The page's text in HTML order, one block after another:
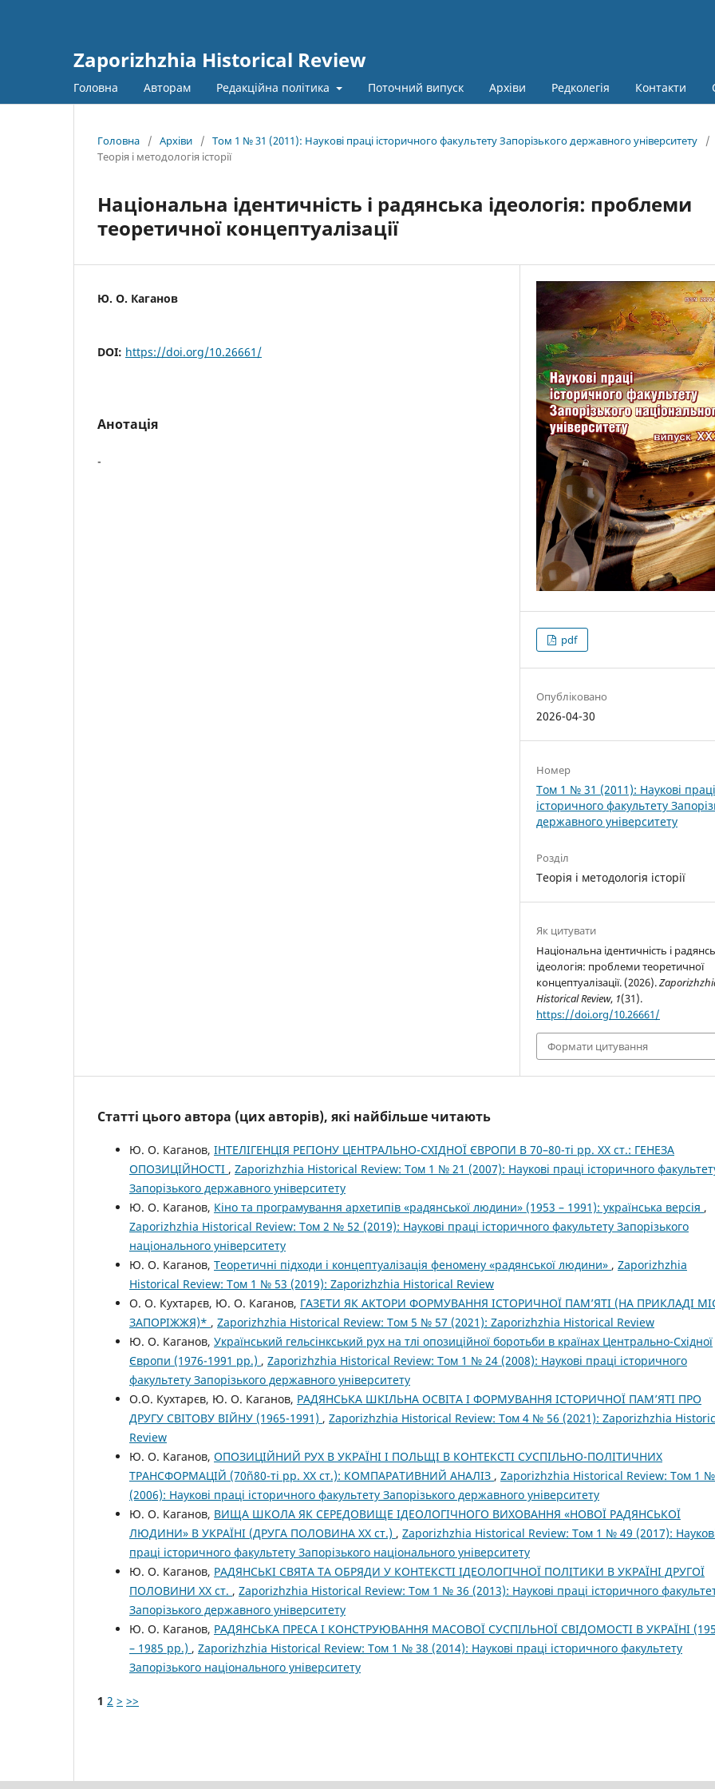
Zaporizhzhia Historical Review
Головна Авторам Редакційна політика Поточний випуск Архіви Редколегія Контакти
Головна / Архіви / Том 1 № 31 (2011): Наукові праці історичного факультету Запорізького державного університету
/
Теорія і методологія історії
Національна ідентичність і радянська ідеологія: проблеми
теоретичної концептуалізації
Ю. О. Каганов
DOI: https://doi.org/10.26661/
Анотація
-
pdf
Опубліковано
2026-04-30
Номер
Том 1 № 31 (2011): Наукові праці
історичного факультету
державного університету
Розділ
Теорія і методологія історії
Як цитувати
Національна ідентичність і
ідеологія: проблеми теоретичної
концептуалізації. (2026).
Historical Review, 1(31).
https://doi.org/10.26661/
Формати цитування
Статті цього автора (цих авторів), які найбільше читають
Ю. О. Каганов, ІНТЕЛІГЕНЦІЯ РЕГІОНУ ЦЕНТРАЛЬНО-СХІДНОЇ ЄВРОПИ В 70–80-ті рр. XX ст.: ГЕНЕЗА
ОПОЗИЦІЙНОСТІ , Zaporizhzhia Historical Review: Том 1 № 21 (2007): Наукові праці історичного
Запорізького державного університету
Ю. О. Каганов, Кіно та програмування архетипів «радянської людини» (1953 – 1991): українська версія ,
Zaporizhzhia Historical Review: Том 2 № 52 (2019): Наукові праці історичного факультету Запорізького
національного університету
Ю. О. Каганов, Теоретичні підходи і концептуалізація феномену «радянської людини» , Zaporizhzhia
Historical Review: Том 1 № 53 (2019): Zaporizhzhia Historical Review
О. О. Кухтарєв, Ю. О. Каганов, ГАЗЕТИ ЯК АКТОРИ ФОРМУВАННЯ ІСТОРИЧНОЇ ПАМ’ЯТІ (НА ПРИКЛАДІ
ЗАПОРІЖЖЯ)* , Zaporizhzhia Historical Review: Том 5 № 57 (2021): Zaporizhzhia Historical Review
Ю. О. Каганов, Український гельсінкський рух на тлі опозиційної боротьби в країнах Центрально-Східної
Європи (1976-1991 рр.) , Zaporizhzhia Historical Review: Том 1 № 24 (2008): Наукові праці історичного
факультету Запорізького державного університету
О.О. Кухтарєв, Ю. О. Каганов, РАДЯНСЬКА ШКІЛЬНА ОСВІТА І ФОРМУВАННЯ ІСТОРИЧНОЇ ПАМ’ЯТІ ПРО
ДРУГУ СВІТОВУ ВІЙНУ (1965-1991) , Zaporizhzhia Historical Review: Том 4 № 56 (2021): Zaporizhzhia
Review
Ю. О. Каганов, ОПОЗИЦІЙНИЙ РУХ В УКРАЇНІ І ПОЛЬЩІ В КОНТЕКСТІ СУСПІЛЬНО-ПОЛІТИЧНИХ
ТРАНСФОРМАЦІЙ (70ñ80-ті рр. XX ст.): КОМПАРАТИВНИЙ АНАЛІЗ , Zaporizhzhia Historical Review: Том 1
(2006): Наукові праці історичного факультету Запорізького державного університету
Ю. О. Каганов, ВИЩА ШКОЛА ЯК СЕРЕДОВИЩЕ ІДЕОЛОГІЧНОГО ВИХОВАННЯ «НОВОЇ РАДЯНСЬКОЇ
ЛЮДИНИ» В УКРАЇНІ (ДРУГА ПОЛОВИНА XX ст.) , Zaporizhzhia Historical Review: Том 1 № 49 (2017):
праці історичного факультету Запорізького національного університету
Ю. О. Каганов, РАДЯНСЬКІ СВЯТА ТА ОБРЯДИ У КОНТЕКСТІ ІДЕОЛОГІЧНОЇ ПОЛІТИКИ В УКРАЇНІ ДРУГОЇ
ПОЛОВИНИ XX ст. , Zaporizhzhia Historical Review: Том 1 № 36 (2013): Наукові праці історичного
Запорізького державного університету
Ю. О. Каганов, РАДЯНСЬКА ПРЕСА І КОНСТРУЮВАННЯ МАСОВОЇ СУСПІЛЬНОЇ СВІДОМОСТІ В УКРАЇНІ
– 1985 рр.) , Zaporizhzhia Historical Review: Том 1 № 38 (2014): Наукові праці історичного факультету
Запорізького національного університету
1 2 > >>